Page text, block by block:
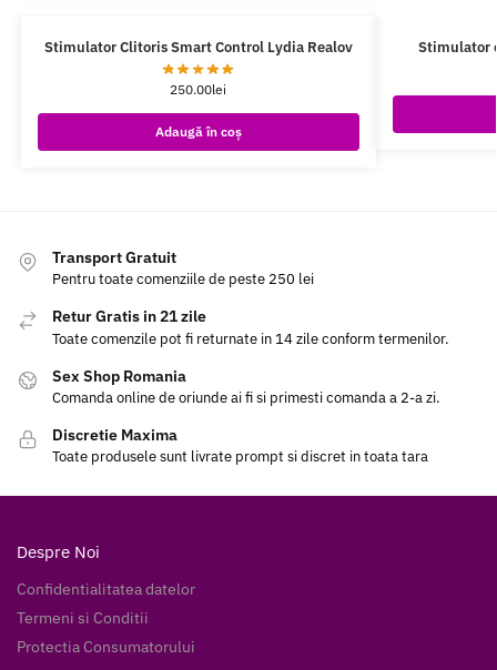
Stimulator Clitoris Smart Control Lydia Realov
250.00lei
Adaugă în coș
Stimulator
Transport Gratuit
Pentru toate comenziile de peste 250 lei
Retur Gratis in 21 zile
Toate comenzile pot fi returnate in 14 zile conform termenilor.
Sex Shop Romania
Comanda online de oriunde ai fi si primesti comanda a 2-a zi.
Discretie Maxima
Toate produsele sunt livrate prompt si discret in toata tara
Despre Noi
Confidentialitatea datelor
Termeni si Conditii
Protectia Consumatorului